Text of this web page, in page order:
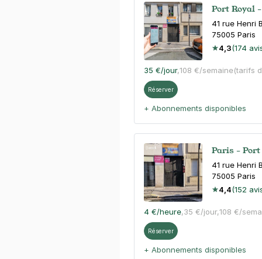
Port Royal
41 rue Henri
75005 Paris
4,3(174
35 €/jour,108 €/semaine(tarifs
Réserver
+ Abonnements disponibles
Paris - Port
41 rue Henri
75005 Paris
4,4(152
4 €/heure,35 €/jour,108 €/
Réserver
+ Abonnements disponibles